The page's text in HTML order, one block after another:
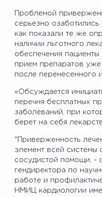
Проблемой
серьезно
как показали те же
наличии льготного
обеспечения
прием препаратов
после перенесенного
«Обсуждается
перечня бесплатных
заболеваний, при
берет на себя
"Приверженность
элемент всей системы
сосудистой помощи, -
гендиректора по
работе и
НМИЦ кардиологии